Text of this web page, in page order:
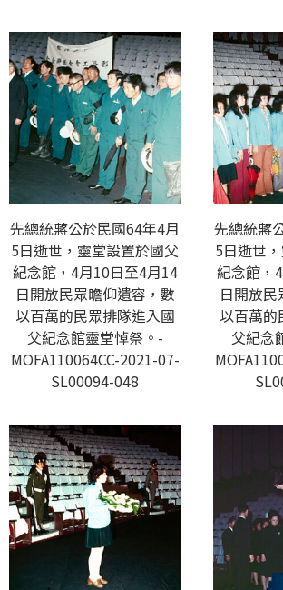
先總統蔣公於民國64年4月
5日逝世，靈堂設置於國父
紀念館，4月10日至4月14
日開放民眾瞻仰遺容，數
以百萬的民眾排隊進入國
父紀念館靈堂悼祭。-
MOFA110064CC-2021-07-
SL00094-048
先總統蔣
5日逝世
紀念館，
日開放
以百萬的
父紀念